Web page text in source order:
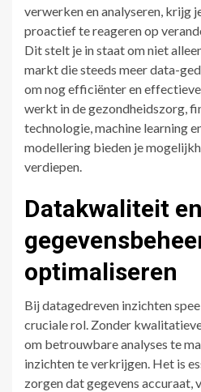
verwerken en analyseren, krijg
proactief te reageren op
Dit stelt je in staat om niet
markt die steeds meer data-
om nog efficiënter en
werkt in de gezondheidszorg,
technologie, machine learning
modellering bieden je
verdiepen.
Datakwaliteit en
optimaliseren
Bij datagedreven inzichten
cruciale rol. Zonder
om betrouwbare analyses te
inzichten te verkrijgen. Het is
zorgen dat gegevens accuraat,